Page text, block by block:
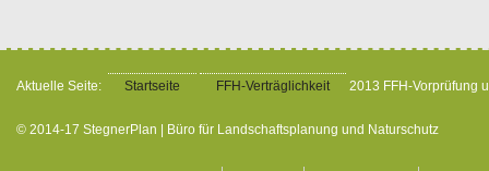
Aktuelle Seite: Startseite FFH-Verträglichkeit 2013 FFH-Vorprüfung
© 2014-17 StegnerPlan | Büro für Landschaftsplanung und Naturschutz